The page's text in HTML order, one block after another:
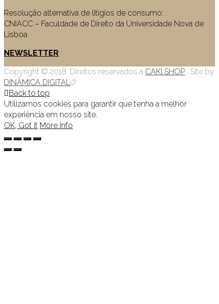
Resolução alternativa de litígios de consumo:
CNIACC – Faculdade de Direito da Universidade Nova de
Lisboa
NEWSLETTER
Copyright © 2018. Direitos reservados a CAKI SHOP . Site by
DINÂMICA DIGITAL
Back to top
Utilizamos cookies para garantir que tenha a melhor
experiência em nosso site.
OK, Got it More Info